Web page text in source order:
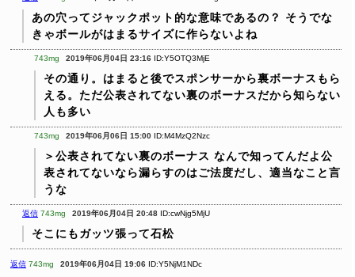
あの穴ってジャックポット的な意味であるの？
そうでな
きゃボールがはまるサイズに作らないよね
743mg 2019年06月04日 23:16 ID:Y5OTQ3MjE
その通り。はまると後でスポンサーから裏ボーナスもら
える。ただ公表されてない裏のボーナスだから知らない
人も多い
743mg 2019年06月06日 15:00 ID:M4MzQ2Nzc
＞公表されてない裏のボーナス なんで知ってんだよ公
表されてないなら漏らすのはご法度だし、適当なこと言
うな
返信 743mg 2019年06月04日 20:48 ID:cwNjg5MjU
そこにもガッツ張って石松
返信 743mg 2019年06月04日 19:06 ID:Y5NjM1NDc